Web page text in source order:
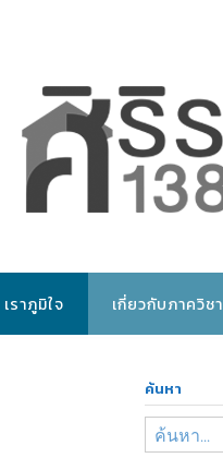
ราภูมิใจ เกี่ยวกับภาควิชา
ค้นหา